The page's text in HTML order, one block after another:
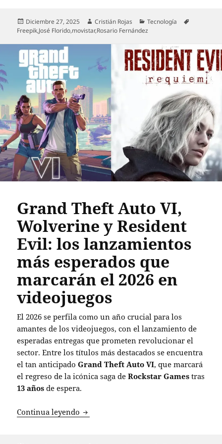
Publicado
el
Diciembre 27, 2025 Autor
Cristián Rojas Categorías
Tecnología
Freepik,José Florido,movistar,Rosario Fernández
Grand Theft Auto VI,
Wolverine y Resident
Evil: los lanzamientos
más esperados que
marcarán el 2026 en
videojuegos
El 2026 se perfila como un año crucial para los
amantes de los videojuegos, con el lanzamiento de
esperadas entregas que prometen revolucionar el
sector. Entre los títulos más destacados se encuentra
el tan anticipadoGrand Theft Auto VI, que marcará
el regreso de la icónica saga deRockstar Games tras
13 años de espera.
Continua leyendo Grand Theft Auto VI, Wolverine y